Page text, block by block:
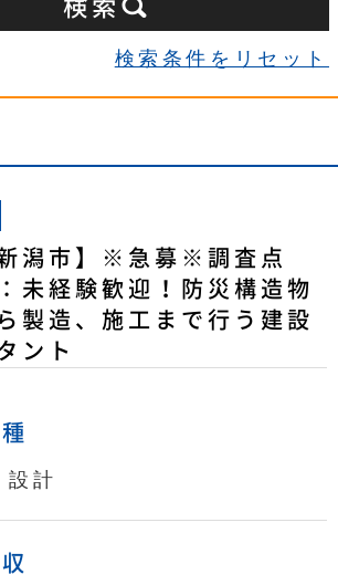
検索条件をリセット
新潟市】※急募※調査点
未経験歓迎！防災構造物
製造、施工まで行う建設
ント
設計